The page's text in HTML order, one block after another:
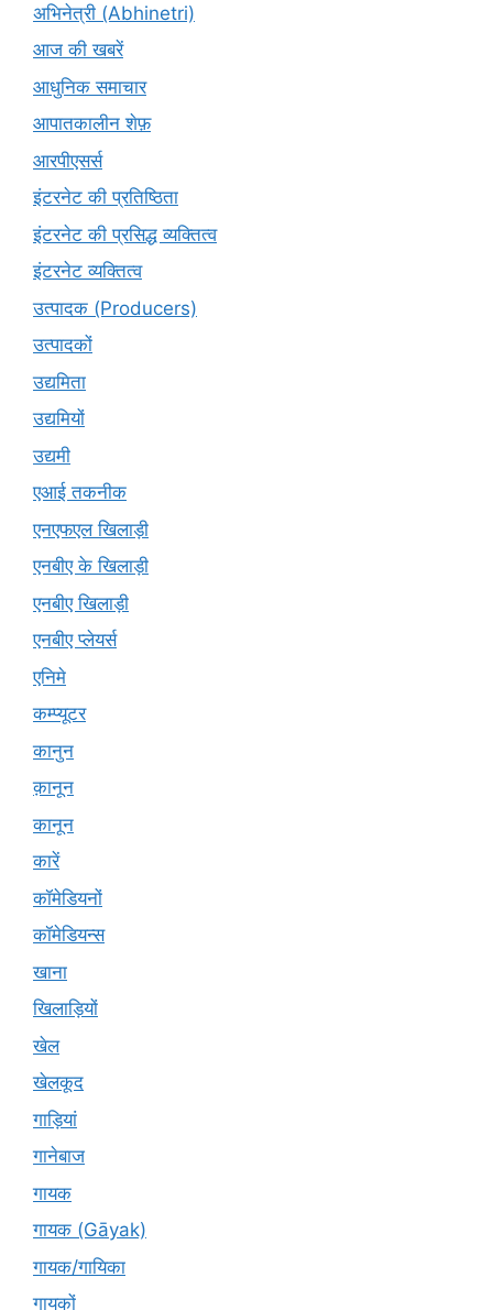
अभिनेत्री (Abhinetri)
आज की खबरें
आधुनिक समाचार
आपातकालीन शेफ़
आरपीएसर्स
इंटरनेट की प्रतिष्ठिता
इंटरनेट की प्रसिद्ध व्यक्तित्व
इंटरनेट व्यक्तित्व
उत्पादक (Producers)
उत्पादकों
उद्यमिता
उद्यमियों
उद्यमी
एआई तकनीक
एनएफएल खिलाड़ी
एनबीए के खिलाड़ी
एनबीए खिलाड़ी
एनबीए प्लेयर्स
एनिमे
कम्प्यूटर
कानुन
क़ानून
कानून
कारें
कॉमेडियनों
कॉमेडियन्स
खाना
खिलाड़ियों
खेल
खेलकूद
गाड़ियां
गानेबाज
गायक
गायक (Gāyak)
गायक/गायिका
गायकों